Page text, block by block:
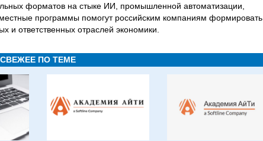
форматов на стыке ИИ, промышленной автоматизации,
программы помогут российским компаниям формировать
и ответственных отраслей экономики.
СВЕЖЕЕ ПО ТЕМЕ